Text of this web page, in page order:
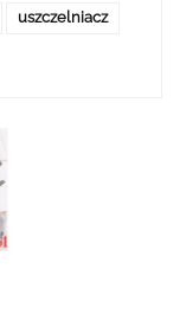
uszczelniacz